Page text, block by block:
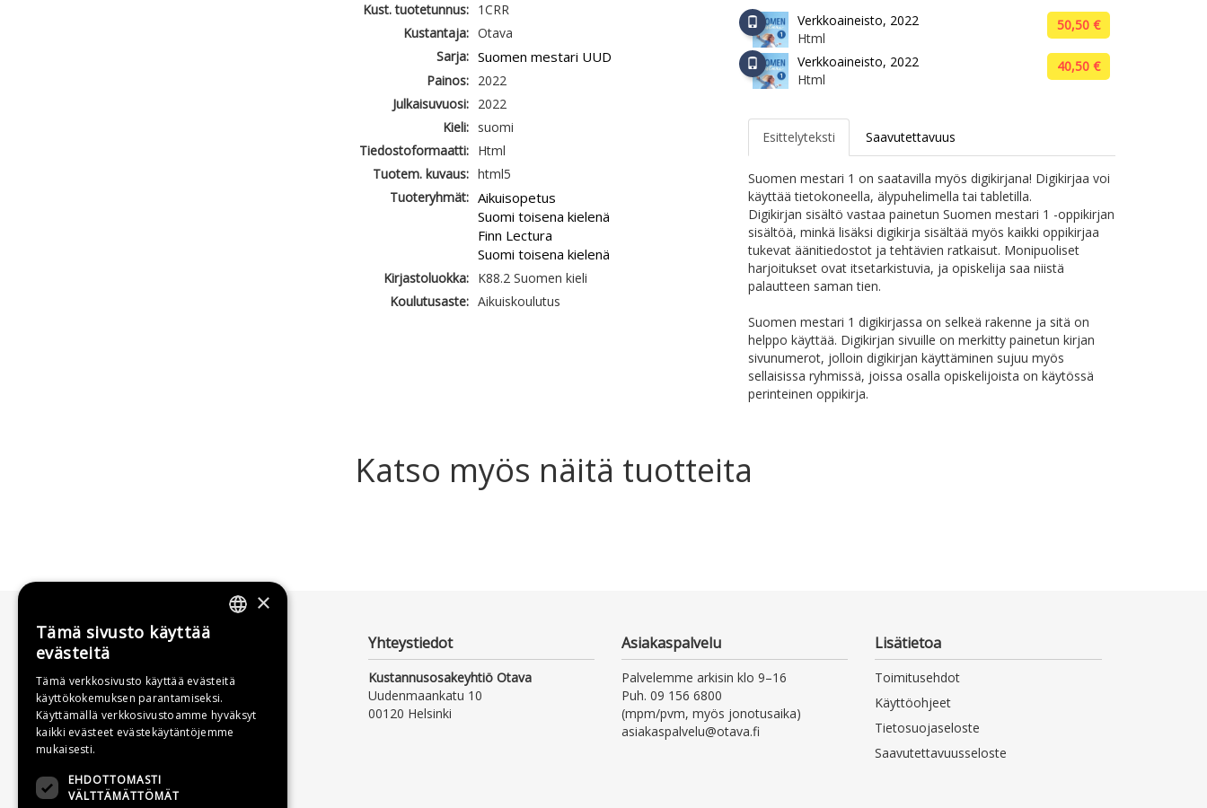
Kust. tuotetunnus:
1CRR
Kustantaja: Otava
Sarja: Suomen mestari UUD
Painos:
2022
Julkaisuvuosi:
2022
Kieli:
suomi
Tiedostoformaatti:
Html
Tuotem. kuvaus: html5
Tuoteryhmät: Aikuisopetus
Suomi toisena kielenä
Finn Lectura
Suomi toisena kielenä
Kirjastoluokka:
K88.2 Suomen kieli
Koulutusaste: Aikuiskoulutus
Verkkoaineisto, 2022
Html
50,50 €
Verkkoaineisto, 2022
Html
40,50 €
Esittelyteksti Saavutettavuus
Suomen mestari 1 on saatavilla myös digikirjana! Digikirjaa voi
käyttää tietokoneella, älypuhelimella tai tabletilla.
Digikirjan sisältö vastaa painetun Suomen mestari 1 -oppikirjan
sisältöä, minkä lisäksi digikirja sisältää myös kaikki oppikirjaa
tukevat äänitiedostot ja tehtävien ratkaisut. Monipuoliset
harjoitukset ovat itsetarkistuvia, ja opiskelija saa niistä
palautteen saman tien.
Suomen mestari 1 digikirjassa on selkeä rakenne ja sitä on
helppo käyttää. Digikirjan sivuille on merkitty painetun kirjan
sivunumerot, jolloin digikirjan käyttäminen sujuu myös
sellaisissa ryhmissä, joissa osalla opiskelijoista on käytössä
perinteinen oppikirja.
Katso myös näitä tuotteita
Yhteystiedot
Kustannusosakeyhtiö Otava
Uudenmaankatu 10
00120 Helsinki
Asiakaspalvelu
Palvelemme arkisin klo 9–16
Puh. 09 156 6800
(mpm/pvm, myös jonotusaika)
asiakaspalvelu@otava.fi
Lisätietoa
Toimitusehdot
Käyttöohjeet
Tietosuojaseloste
Saavutettavuusseloste
×
Tämä sivusto käyttää
evästeitä
Tämä verkkosivusto käyttää evästeitä
käyttökokemuksen parantamiseksi.
Käyttämällä verkkosivustoamme hyväksyt
kaikki evästeet evästekäytäntöjemme
mukaisesti.
EHDOTTOMASTI
VÄLTTÄMÄTTÖMÄT